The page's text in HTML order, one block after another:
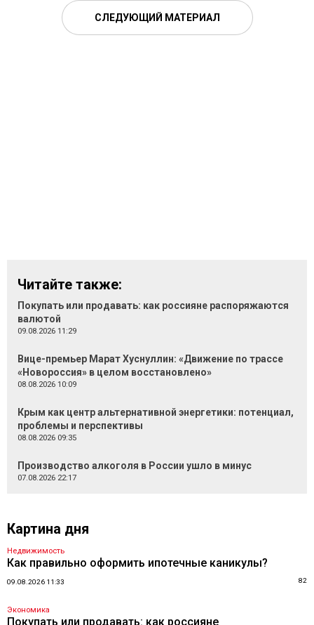
СЛЕДУЮЩИЙ МАТЕРИАЛ
Читайте также:
Покупать или продавать: как россияне распоряжаются
валютой
09.08.2026 11:29
Вице-премьер Марат Хуснуллин: «Движение по трассе
«Новороссия» в целом восстановлено»
08.08.2026 10:09
Крым как центр альтернативной энергетики: потенциал,
проблемы и перспективы
08.08.2026 09:35
Производство алкоголя в России ушло в минус
07.08.2026 22:17
Картина дня
Недвижимость
Как правильно оформить ипотечные каникулы?
09.08.2026 11:33 82
Экономика
Покупать или продавать: как россияне